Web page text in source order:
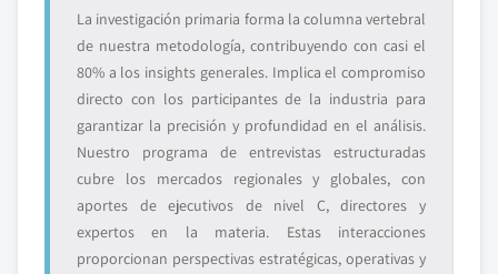
La investigación primaria forma la columna vertebral
de nuestra metodología, contribuyendo con casi el
80% a los insights generales. Implica el compromiso
directo con los participantes de la industria para
garantizar la precisión y profundidad en el análisis.
Nuestro programa de entrevistas estructuradas
cubre los mercados regionales y globales, con
aportes de ejecutivos de nivel C, directores y
expertos en la materia. Estas interacciones
proporcionan perspectivas estratégicas, operativas y